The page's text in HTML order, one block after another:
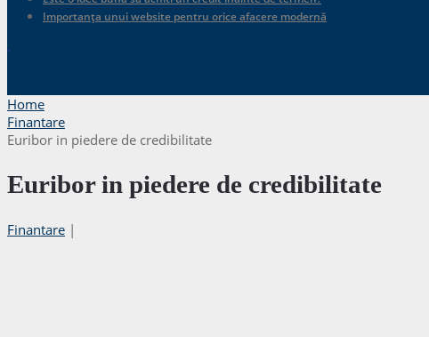
Importanța unui website pentru orice afacere modernă
.
Home
Finantare
Euribor in piedere de credibilitate
Euribor in piedere de credibilitate
Finantare |